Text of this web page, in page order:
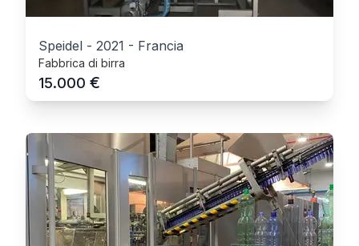
Speidel - 2021 - Francia
Fabbrica di birra
15.000 €